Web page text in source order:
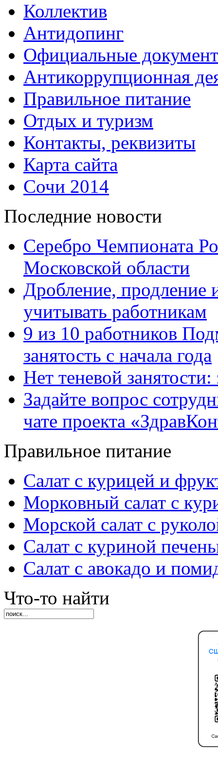
Коллектив
Антидопинг
Официальные
Антикоррупционная
Правильное питание
Отдых и туризм
Контакты, реквизиты
Карта сайта
Сочи 2014
Последние новости
Серебро Чемпионата
Московской области
Дробление, продление
учитывать работникам
9 из 10 работников
занятость с начала года
Нет теневой
Задайте вопрос
чате проекта
Правильное питание
Салат с курицей и
Морковный салат с
Морской салат с
Салат с куриной
Салат с авокадо и
Что-то найти